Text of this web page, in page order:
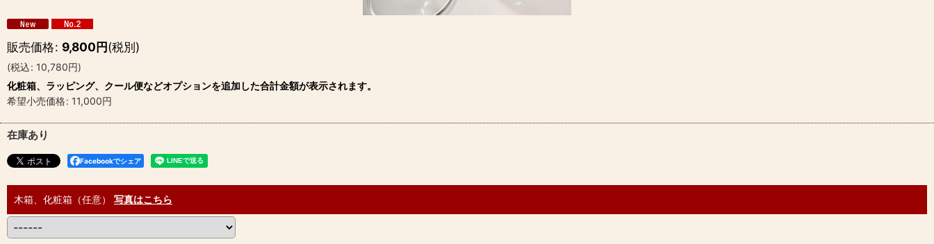
販売価格: 9,800円(税別)
(税込: 10,780円)
化粧箱、ラッピング、クール便などオプションを追加した合計金額が表示されます。
希望小売価格: 11,000円
在庫あり
Facebookでシェア
木箱、化粧箱（任意） 写真はこちら